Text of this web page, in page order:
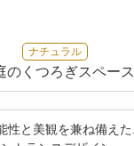
ナチュラル
のくつろぎスペース